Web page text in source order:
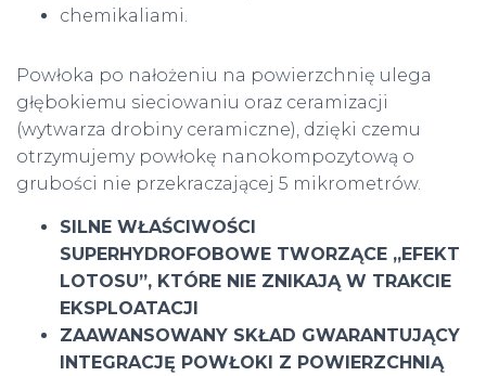
chemikaliami.
Powłoka po nałożeniu na powierzchnię ulega
głębokiemu sieciowaniu oraz ceramizacji
(wytwarza drobiny ceramiczne), dzięki czemu
otrzymujemy powłokę nanokompozytową o
grubości nie przekraczającej 5 mikrometrów.
SILNE WŁAŚCIWOŚCI
SUPERHYDROFOBOWE TWORZĄCE „EFEKT
LOTOSU”, KTÓRE NIE ZNIKAJĄ W TRAKCIE
EKSPLOATACJI
ZAAWANSOWANY SKŁAD GWARANTUJĄCY
INTEGRACJĘ POWŁOKI Z POWIERZCHNIĄ